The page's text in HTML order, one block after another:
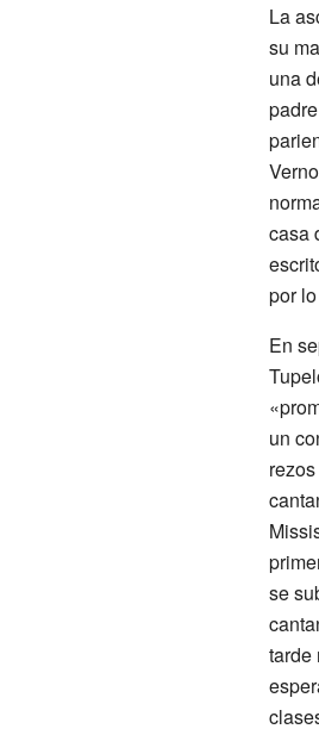
La
su
una
casa
por
En
un
se
tarde